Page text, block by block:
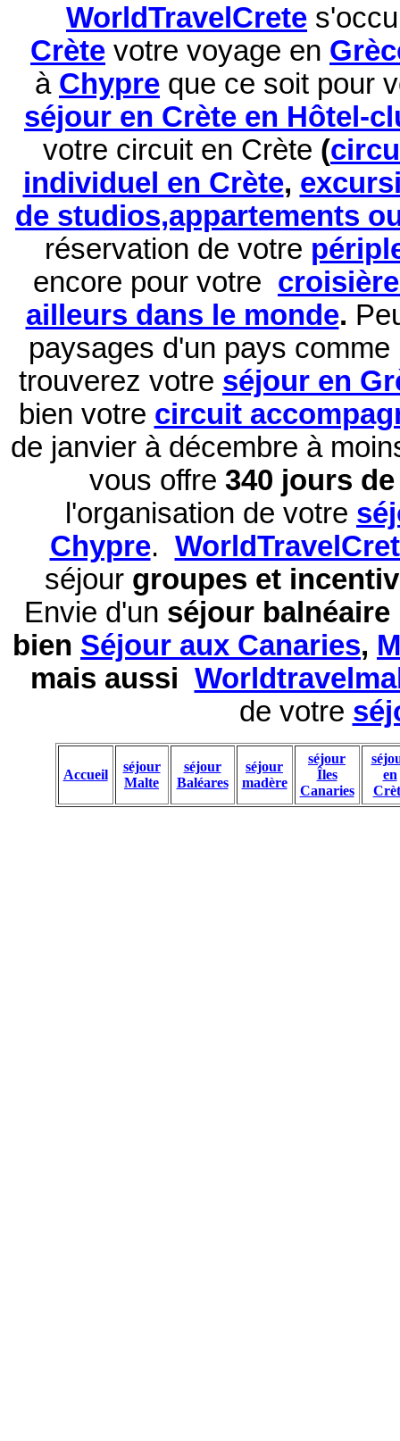
WorldTravelCrete
Crète votre voyage en
à Chypre que ce soit pour
séjour en Crète en Hôtel-
votre circuit en Crète (
individuel en Crète,
de studios,appartements
réservation de votre
encore pour votre
ailleurs dans le monde.
paysages d'un pays
trouverez votre séjour en
bien votre circuit
de janvier à décembre à
vous offre 340 jours
l'organisation de votre
Chypre.
séjour groupes et
Envie d'un séjour balnéaire
bien Séjour aux Canaries,
mais aussi
de votre
Accueil
séjour
Malte
séjour
Baléares
séjour
madère
séjour
Îles
Canaries
en